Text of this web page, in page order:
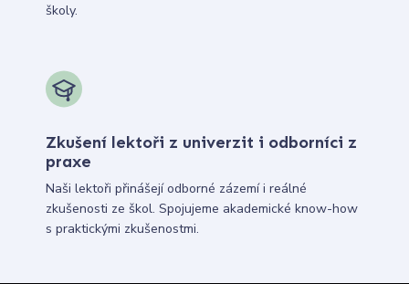
školy.
Zkušení lektoři z univerzit i odborníci z
praxe
Naši lektoři přinášejí odborné zázemí i reálné
zkušenosti ze škol. Spojujeme akademické know-how
s praktickými zkušenostmi.